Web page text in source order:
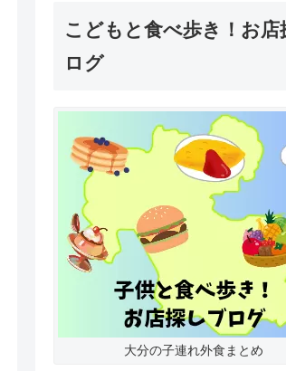
こどもと食べ歩き！お店
ログ
大分の子連れ外食まとめ